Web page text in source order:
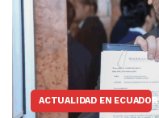
ACTUALIDAD EN ECUADOR